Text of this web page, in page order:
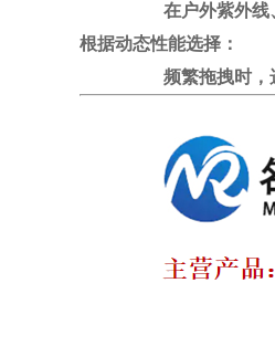
在户外紫外线
根据动态性能选择：
频繁拖拽时，选择